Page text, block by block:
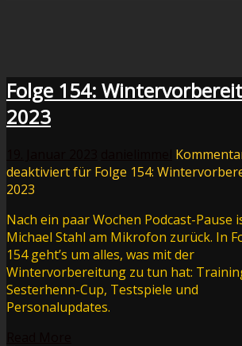
Folge 154:
2023
deaktiviertfür Folge 154:
2023
Nach ein paar Wochen Podcast-Pause
Michael Stahl am Mikrofon zurück. In
154 geht’s um alles, was mit der
Wintervorbereitung zu tun hat:
Sesterhenn-Cup, Testspiele und
Personalupdates.